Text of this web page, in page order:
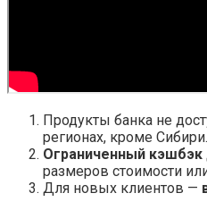
Продукты банка не
регионах, кроме Сибири.
Ограниченный кэшбэк
размеров стоимости
Для новых клиентов —